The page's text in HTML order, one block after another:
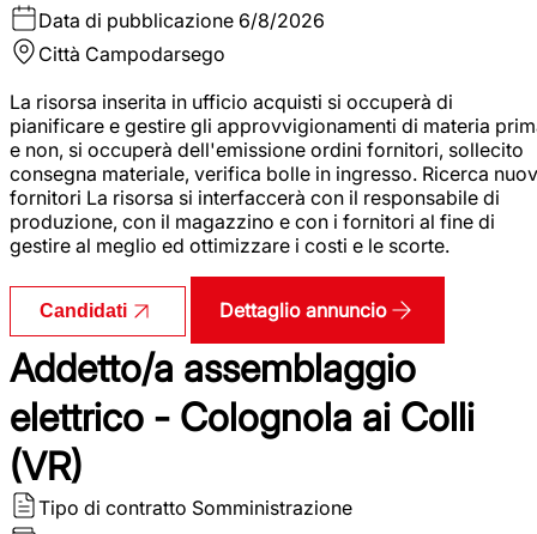
Data di pubblicazione 6/8/2026
Città Campodarsego
La risorsa inserita in ufficio acquisti si occuperà di
pianificare e gestire gli approvvigionamenti di materia
e non, si occuperà dell'emissione ordini fornitori, sollecito
consegna materiale, verifica bolle in ingresso. Ricerca
fornitori La risorsa si interfaccerà con il responsabile di
produzione, con il magazzino e con i fornitori al fine di
gestire al meglio ed ottimizzare i costi e le scorte.
Candidati Dettaglio annuncio
Addetto/a assemblaggio
elettrico - Colognola ai Colli
(VR)
Tipo di contratto Somministrazione